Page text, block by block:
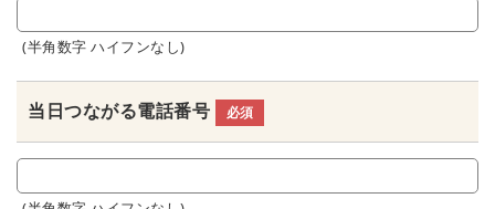
(半角数字 ハイフンなし)
当日つながる電話番号 必須